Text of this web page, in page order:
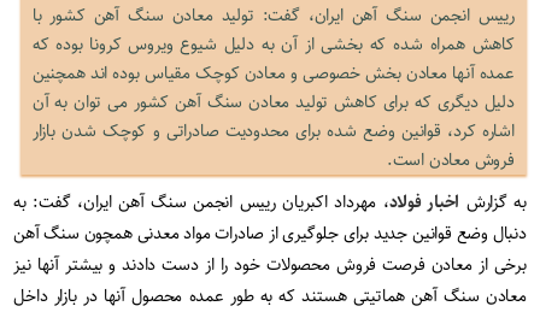
رییس انجمن سنگ آهن ایران، گفت: تولید معادن سنگ آهن کشور با
کاهش همراه شده که بخشی از آن به دلیل شیوع ویروس کرونا بوده که
عمده آنها معادن بخش خصوصی و معادن کوچک مقیاس بوده اند همچنین
دلیل دیگری که برای کاهش تولید معادن سنگ آهن کشور می توان به آن
اشاره کرد، قوانین وضع شده برای محدودیت صادراتی و کوچک شدن بازار
فروش معادن است.
به گزارش اخبار فولاد، مهرداد اکبریان رییس انجمن سنگ آهن ایران، گفت: به
دنبال وضع قوانین جدید برای جلوگیری از صادرات مواد معدنی همچون سنگ آهن
برخی از معادن فرصت فروش محصولات خود را از دست دادند و بیشتر آنها نیز
معادن سنگ آهن هماتیتی هستند که به طور عمده محصول آنها در بازار داخل